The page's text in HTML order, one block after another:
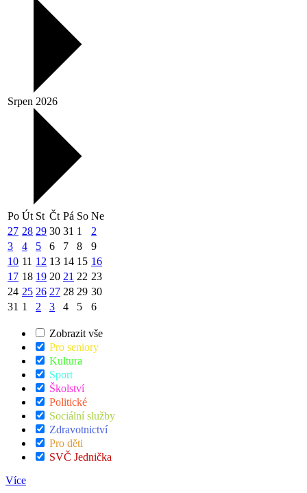
Srpen 2026
Po Út St Čt Pá So Ne
27 28 29 30 31 1
2
3
4 5 6 7 8
9
10 11 12 13 14 15 16
17 18 19 20 21 22 23
24 25 26 27 28 29 30
31 1 2 3 4 5 6
Zobrazit vše
Pro seniory
Kultura
Sport
Školství
Politické
Sociální služby
Zdravotnictví
Pro děti
SVČ Jednička
Více